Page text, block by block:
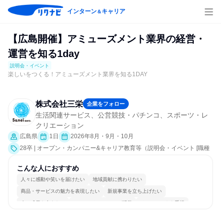
インターン＆キャリア
【広島開催】アミューズメント業界の経営・
運営を知る1day
説明会・イベント
楽しいをつくる！アミューズメント業界を知る1DAY
株式会社三栄 企業をフォロー
生活関連サービス、公営競技・パチンコ、スポーツ・レ
クリエーション
広島県 1日
2026年8月・9月・10月
28卒 | オープン・カンパニー&キャリア教育等（説明会・イベント [職種
こんな人におすすめ
人々に感動や笑いを届けたい 地域貢献に携わりたい
商品・サービスの魅力を表現したい 新規事業を立ち上げたい
人の成長を支えたい コミュニケーションが活発 チームワークを重視